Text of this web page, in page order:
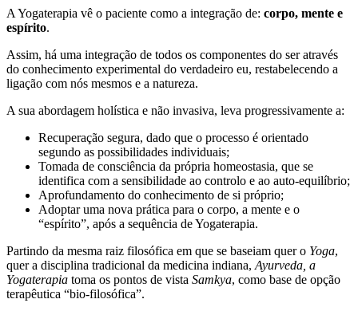
A Yogaterapia vê o paciente como a integração de: corpo, mente e
espírito.
Assim, há uma integração de todos os componentes do ser através
do conhecimento experimental do verdadeiro eu, restabelecendo a
ligação com nós mesmos e a natureza.
A sua abordagem holística e não invasiva, leva progressivamente a:
Recuperação segura, dado que o processo é orientado
segundo as possibilidades individuais;
Tomada de consciência da própria homeostasia, que se
identifica com a sensibilidade ao controlo e ao auto-equilíbrio;
Aprofundamento do conhecimento de si próprio;
Adoptar uma nova prática para o corpo, a mente e o
“espírito”, após a sequência de Yogaterapia.
Partindo da mesma raiz filosófica em que se baseiam quer o Yoga,
quer a disciplina tradicional da medicina indiana, Ayurveda, a
Yogaterapia toma os pontos de vista Samkya, como base de opção
terapêutica “bio-filosófica”.